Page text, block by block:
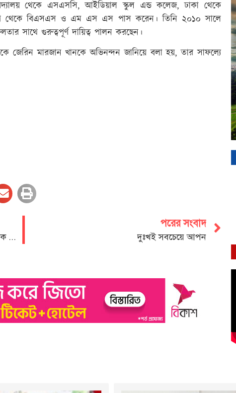
থেকে এসএসসি, আইডিয়াল স্কুল এন্ড কলেজ, ঢাকা থেকে
থেকে বিএসএস ও এম এস এস পাস করেন। তিনি ২০১০ সালে
সাথে গুরুত্বপূর্ণ দায়িত্ব পালন করছেন।
জেরিন মারজান খানকে অভিনন্দন জানিয়ে বলা হয়, তার সাফল্যে
‘প্রথম বাংলাদেশ ফোরাম’ সম্মাননা পেলেন সাংবাদিক এস এম পিন্টু
পরের সংবাদ
দুঃখই সবচেয়ে আপন